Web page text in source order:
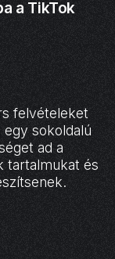
a TikTok
felvételeket
sokoldalú
ad a
tartalmukat és